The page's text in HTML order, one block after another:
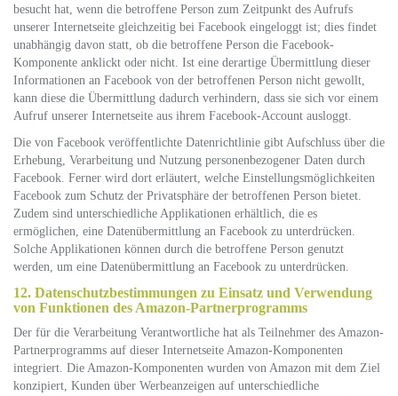
besucht hat, wenn die betroffene Person zum Zeitpunkt des Aufrufs
unserer Internetseite gleichzeitig bei Facebook eingeloggt ist; dies findet
unabhängig davon statt, ob die betroffene Person die Facebook-
Komponente anklickt oder nicht. Ist eine derartige Übermittlung dieser
Informationen an Facebook von der betroffenen Person nicht gewollt,
kann diese die Übermittlung dadurch verhindern, dass sie sich vor einem
Aufruf unserer Internetseite aus ihrem Facebook-Account ausloggt.
Die von Facebook veröffentlichte Datenrichtlinie gibt Aufschluss über die
Erhebung, Verarbeitung und Nutzung personenbezogener Daten durch
Facebook. Ferner wird dort erläutert, welche Einstellungsmöglichkeiten
Facebook zum Schutz der Privatsphäre der betroffenen Person bietet.
Zudem sind unterschiedliche Applikationen erhältlich, die es
ermöglichen, eine Datenübermittlung an Facebook zu unterdrücken.
Solche Applikationen können durch die betroffene Person genutzt
werden, um eine Datenübermittlung an Facebook zu unterdrücken.
12. Datenschutzbestimmungen zu Einsatz und Verwendung
von Funktionen des Amazon-Partnerprogramms
Der für die Verarbeitung Verantwortliche hat als Teilnehmer des Amazon-
Partnerprogramms auf dieser Internetseite Amazon-Komponenten
integriert. Die Amazon-Komponenten wurden von Amazon mit dem Ziel
konzipiert, Kunden über Werbeanzeigen auf unterschiedliche